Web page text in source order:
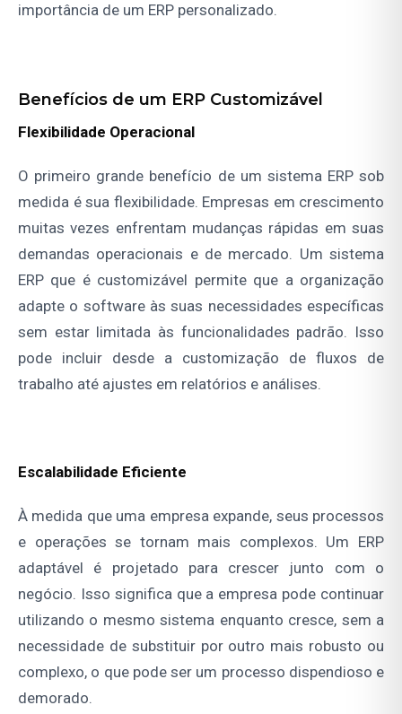
importância de um ERP personalizado.
Benefícios de um ERP Customizável
Flexibilidade Operacional
O primeiro grande benefício de um sistema ERP sob
medida é sua flexibilidade. Empresas em crescimento
muitas vezes enfrentam mudanças rápidas em suas
demandas operacionais e de mercado. Um sistema
ERP que é customizável permite que a organização
adapte o software às suas necessidades específicas
sem estar limitada às funcionalidades padrão. Isso
pode incluir desde a customização de fluxos de
trabalho até ajustes em relatórios e análises.
Escalabilidade Eficiente
À medida que uma empresa expande, seus processos
e operações se tornam mais complexos. Um ERP
adaptável é projetado para crescer junto com o
negócio. Isso significa que a empresa pode continuar
utilizando o mesmo sistema enquanto cresce, sem a
necessidade de substituir por outro mais robusto ou
complexo, o que pode ser um processo dispendioso e
demorado.